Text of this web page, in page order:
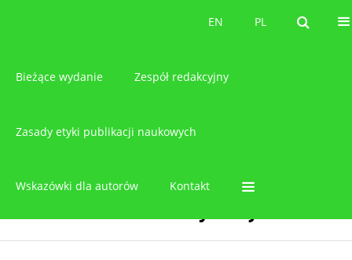
PL
EN PL
EN
Bieżące wydanie Zespół redakcyjny
Zasady etyki publikacji naukowych
Wskazówki dla autorów Kontakt